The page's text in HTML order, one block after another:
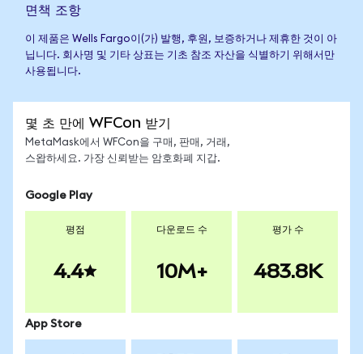
면책 조항
이 제품은 Wells Fargo이(가) 발행, 후원, 보증하거나 제휴한 것이 아
닙니다. 회사명 및 기타 상표는 기초 참조 자산을 식별하기 위해서만
사용됩니다.
몇 초 만에 WFCon 받기
MetaMask에서 WFCon을 구매, 판매, 거래,
스왑하세요. 가장 신뢰받는 암호화폐 지갑.
Google Play
평점
4.4
다운로드 수
10M+
평가 수
483.8K
App Store